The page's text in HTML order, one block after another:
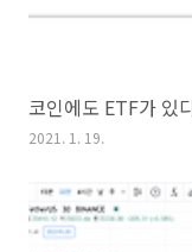
2021. 1. 19.